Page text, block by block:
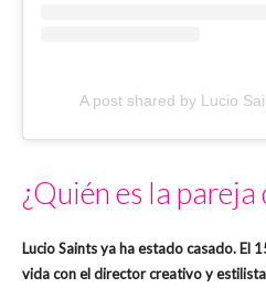
A post shared by Lucio
¿Quién es la pareja
Lucio Saints ya ha estado casado. El
vida con el director creativo y